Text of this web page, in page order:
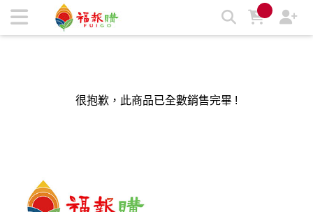
福報購蔬食購物商城，台灣第一素食、環保、愛地球的蔬食購物
商城 | 福報購蔬食購物商城
很抱歉，此商品已全數銷售完畢 !